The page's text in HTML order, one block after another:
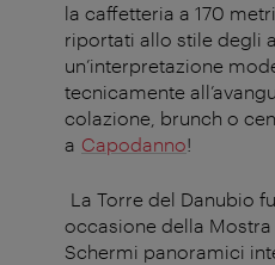
la caffetteria a 170
riportati allo stile degli
un’interpretazione
tecnicamente
colazione, brunch o
a Capodanno!
La Torre del Danubio
occasione della Mostra
Schermi panoramici